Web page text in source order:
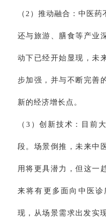
（2）推动融合：中医
还与旅游、膳食等产业
动下已经开始显现，未
步加强，并与不断完善
新的经济增长点。
（3）创新技术：目前
段。场景倒推，未来中
用将更具潜力，但这一
来将有更多面向中医
现，从场景需求出发实